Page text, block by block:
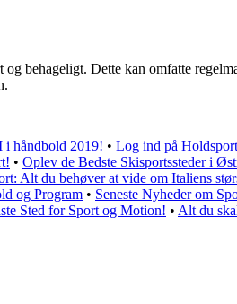
behageligt. Dette kan omfatte
håndbold 2019! • Log ind på
• Oplev de Bedste Skisportssteder i
Alt du behøver at vide om Italiens
og Program • Seneste Nyheder om
Sted for Sport og Motion! • Alt du